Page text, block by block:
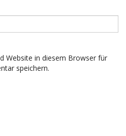
Website in diesem Browser für
speichern.